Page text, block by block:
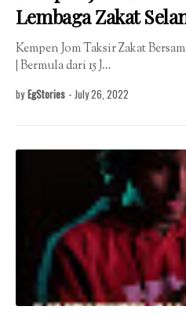
Lembaga Zakat
Kempen Jom Taksir Zakat
| Bermula dari 15 J…
by EgStories - July 26, 2022